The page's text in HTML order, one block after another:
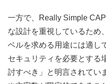
一方で、Really Simple
な設計を重視しているため
ベルを求める用途には適し
セキュリティを必要とする
討すべき」と明言されてい